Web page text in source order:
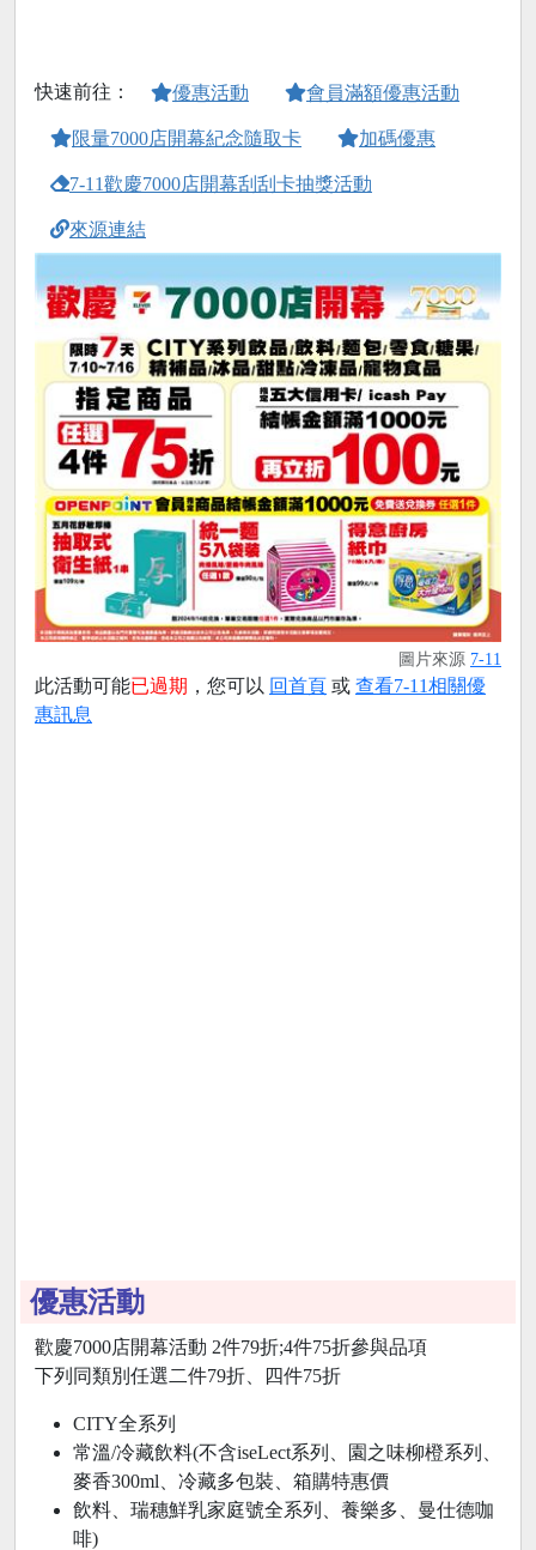
快速前往： 優惠活動 會員滿額優惠活動
限量7000店開幕紀念隨取卡 加碼優惠
7-11歡慶7000店開幕刮刮卡抽獎活動
來源連結
圖片來源 7-11
此活動可能已過期 ，您可以 回首頁 或 查看7-11相關優
惠訊息
優惠活動
歡慶7000店開幕活動 2件79折;4件75折參與品項
下列同類別任選二件79折、四件75折
CITY全系列
常溫/冷藏飲料(不含iseLect系列、園之味柳橙系列、
麥香300ml、冷藏多包裝、箱購特惠價
飲料、瑞穗鮮乳家庭號全系列、養樂多、曼仕德咖
啡)